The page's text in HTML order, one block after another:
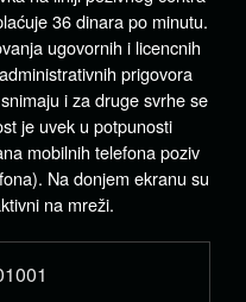
36 dinara po minutu.
ugovornih i licencnih
prigovora
i za druge svrhe se
je uvek u potpunosti
mobilnih telefona poziv
Na donjem ekranu su
na mreži.